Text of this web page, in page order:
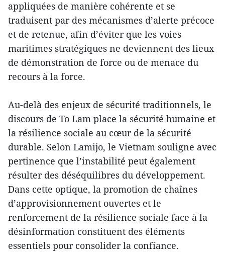
appliquées de manière cohérente et se
traduisent par des mécanismes d’alerte précoce
et de retenue, afin d’éviter que les voies
maritimes stratégiques ne deviennent des lieux
de démonstration de force ou de menace du
recours à la force.
Au-delà des enjeux de sécurité traditionnels, le
discours de To Lam place la sécurité humaine et
la résilience sociale au cœur de la sécurité
durable. Selon Lamijo, le Vietnam souligne avec
pertinence que l’instabilité peut également
résulter des déséquilibres du développement.
Dans cette optique, la promotion de chaînes
d’approvisionnement ouvertes et le
renforcement de la résilience sociale face à la
désinformation constituent des éléments
essentiels pour consolider la confiance.